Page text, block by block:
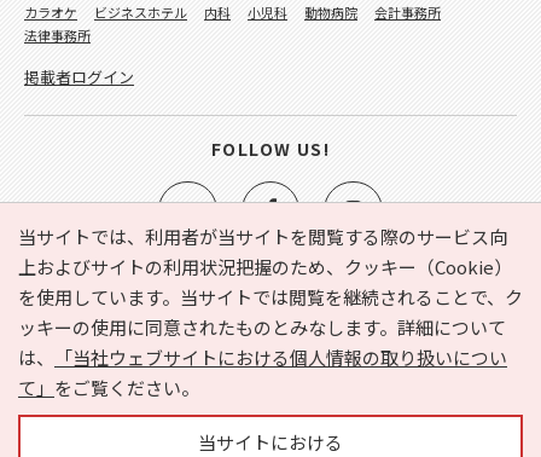
当サイトでは、利用者が当サイトを閲覧する際のサービス向
上およびサイトの利用状況把握のため、クッキー（Cookie）
を使用しています。当サイトでは閲覧を継続されることで、ク
ッキーの使用に同意されたものとみなします。詳細について
は、
「当社ウェブサイトにおける個人情報の取り扱いについ
て」 をご覧ください。
当サイトにおける
e-NAVITA（イーナビタ）とは？ お気に入り
ヘルプ
利用規約
個人情報の取り扱いについて
運営会社
サイトマップ
広告掲載に関するお問い合わせ
カラオケ
ビジネスホテル 内科 小児科 動物病院
会計事務所
法律事務所
掲載者ログイン
FOLLOW US!